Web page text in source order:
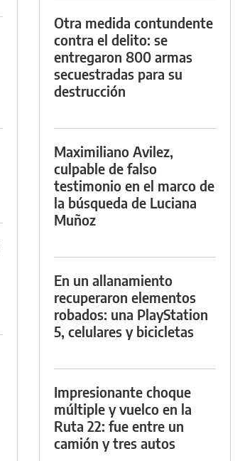
Otra medida contundente
contra el delito: se
entregaron 800 armas
secuestradas para su
destrucción
Maximiliano Avilez,
culpable de falso
testimonio en el marco de
la búsqueda de Luciana
Muñoz
En un allanamiento
recuperaron elementos
robados: una PlayStation
5, celulares y bicicletas
Impresionante choque
múltiple y vuelco en la
Ruta 22: fue entre un
camión y tres autos